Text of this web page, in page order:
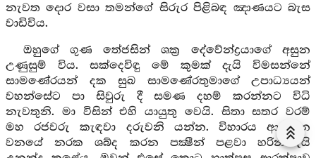
නැවත දොර වසා තමන්ගේ සිරුර පිළිබඳ ඤාණයට බැස
වාඩිවිය.
ඔහුගේ ගුණ තේජසින් ශක්‍ර දේවේන්ද්‍රයාගේ අසුන
උණුසුම් විය. සක්දෙවිඳු මේ කුමක් දැයි විමසන්නේ
සාමණේරයන් දක සුඛ සාමණේරතුමාගේ උපාධ්‍යයන්
වහන්සේට පා සිවුරු දී සමණ දහම් කරන්නට විධි
නැවතුනි. මා විසින් එහි යායුතු වෙයි. සිතා සතර වරම්
මහ රජවරු කැඳවා දරුවනි යන්න. විහාරය ආසන්න
වනයේ නරක ශබ්ද කරන පක්‍ෂීන් පළවා හරින්නැයි